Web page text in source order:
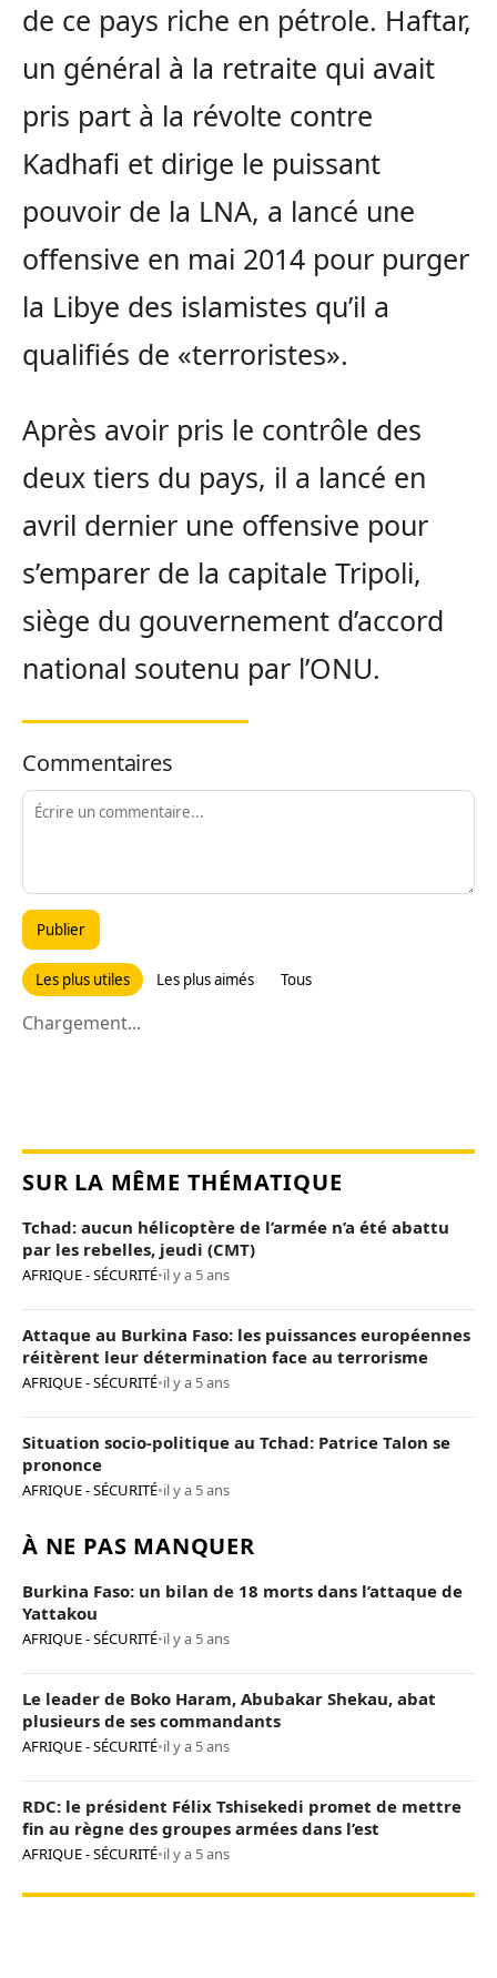
de ce pays riche en pétrole. Haftar,
un général à la retraite qui avait
pris part à la révolte contre
Kadhafi et dirige le puissant
pouvoir de la LNA, a lancé une
offensive en mai 2014 pour purger
la Libye des islamistes qu’il a
qualifiés de «terroristes».
Après avoir pris le contrôle des
deux tiers du pays, il a lancé en
avril dernier une offensive pour
s’emparer de la capitale Tripoli,
siège du gouvernement d’accord
national soutenu par l’ONU.
Commentaires
Publier
Les plus utiles Les plus aimés Tous
Chargement...
SUR LA MÊME THÉMATIQUE
Tchad: aucun hélicoptère de l’armée n’a été abattu
par les rebelles, jeudi (CMT)
AFRIQUE - SÉCURITÉ•il y a 5 ans
Attaque au Burkina Faso: les puissances européennes
réitèrent leur détermination face au terrorisme
AFRIQUE - SÉCURITÉ•il y a 5 ans
Situation socio-politique au Tchad: Patrice Talon se
prononce
AFRIQUE - SÉCURITÉ•il y a 5 ans
À NE PAS MANQUER
Burkina Faso: un bilan de 18 morts dans l’attaque de
Yattakou
AFRIQUE - SÉCURITÉ•il y a 5 ans
Le leader de Boko Haram, Abubakar Shekau, abat
plusieurs de ses commandants
AFRIQUE - SÉCURITÉ•il y a 5 ans
RDC: le président Félix Tshisekedi promet de mettre
fin au règne des groupes armées dans l’est
AFRIQUE - SÉCURITÉ•il y a 5 ans